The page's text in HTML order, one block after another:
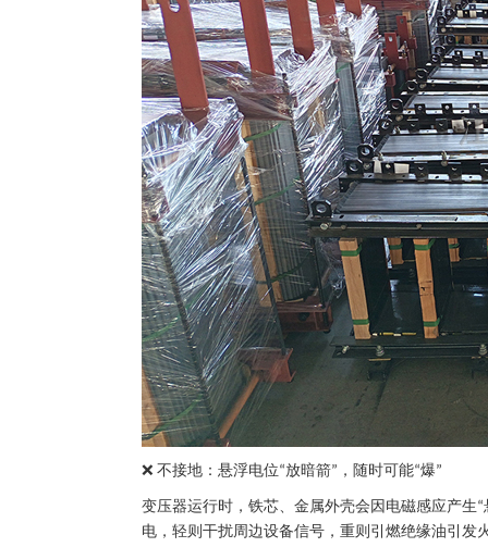
❌ 不接地：悬浮电位“放暗箭” ，随时可能“爆”
变压器运行时，铁芯、金属外壳会因电磁感应产生“
电，轻则干扰周边设备信号，重则引燃绝缘油引